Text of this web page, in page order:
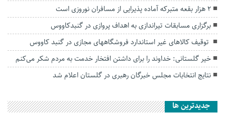
۲ هزار بقعه متبرکه آماده پذیرایی از مسافران نوروزی است
برگزاری مسابقات تیراندازی به اهداف پروازی در گنبدکاووس
توقیف کالاهای غیر استاندارد فروشگاههای مجازی در گنبد کاووس
خیر گلستانی: خداوند را برای داشتن افتخار خدمت به مردم شکر می‌کنم
نتایج انتخابات مجلس خبرگان رهبری در گلستان اعلام شد
جديدترين ها